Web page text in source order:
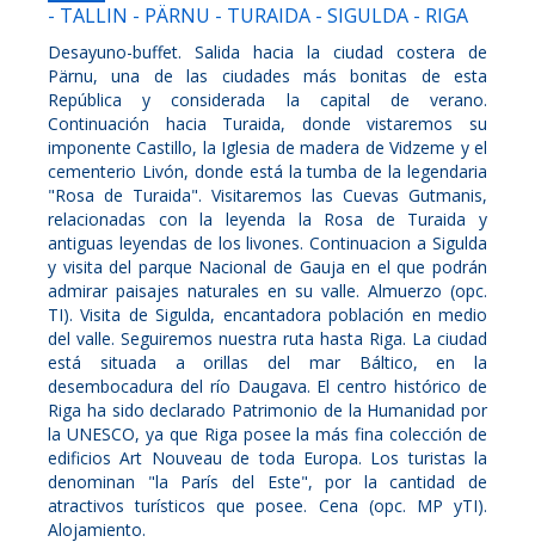
- TALLIN - PÄRNU - TURAIDA - SIGULDA - RIGA
Desayuno-buffet. Salida hacia la ciudad costera de
Pärnu, una de las ciudades más bonitas de esta
República y considerada la capital de verano.
Continuación hacia Turaida, donde vistaremos su
imponente Castillo, la Iglesia de madera de Vidzeme y el
cementerio Livón, donde está la tumba de la legendaria
"Rosa de Turaida". Visitaremos las Cuevas Gutmanis,
relacionadas con la leyenda la Rosa de Turaida y
antiguas leyendas de los livones. Continuacion a Sigulda
y visita del parque Nacional de Gauja en el que podrán
admirar paisajes naturales en su valle. Almuerzo (opc.
TI). Visita de Sigulda, encantadora población en medio
del valle. Seguiremos nuestra ruta hasta Riga. La ciudad
está situada a orillas del mar Báltico, en la
desembocadura del río Daugava. El centro histórico de
Riga ha sido declarado Patrimonio de la Humanidad por
la UNESCO, ya que Riga posee la más fina colección de
edificios Art Nouveau de toda Europa. Los turistas la
denominan "la París del Este", por la cantidad de
atractivos turísticos que posee. Cena (opc. MP yTI).
Alojamiento.